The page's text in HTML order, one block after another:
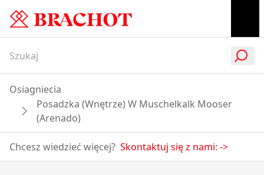
Osiagniecia
Posadzka (wnętrze) W Muschelkalk Mooser
(Arenado)
Chcesz wiedzieć więcej? Skontaktuj się z nami: ->